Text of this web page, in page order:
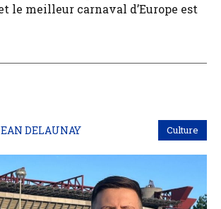
le meilleur carnaval d’Europe est
DELAUNAY Culture